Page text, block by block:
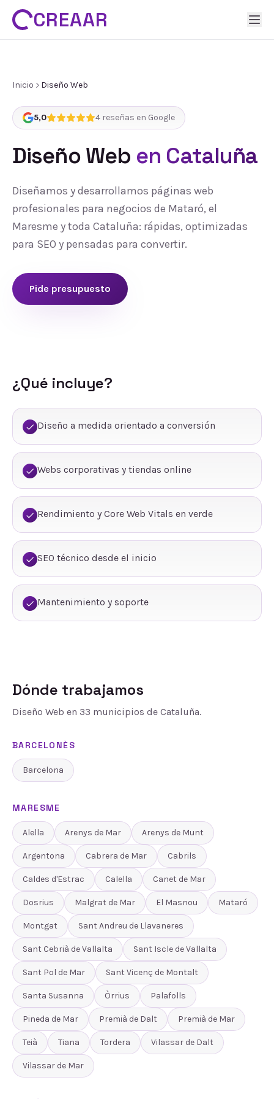
CREAAR
Inicio Diseño Web
5,0 4 reseñas en Google
Diseño Web en Cataluña
Diseñamos y desarrollamos páginas web
profesionales para negocios de Mataró, el
Maresme y toda Cataluña: rápidas, optimizadas
para SEO y pensadas para convertir.
Pide presupuesto
¿Qué incluye?
Diseño a medida orientado a conversión
Webs corporativas y tiendas online
Rendimiento y Core Web Vitals en verde
SEO técnico desde el inicio
Mantenimiento y soporte
Dónde trabajamos
Diseño Web en 33 municipios de Cataluña.
BARCELONÈS
Barcelona
MARESME
Alella Arenys de Mar Arenys de Munt
Argentona Cabrera de Mar Cabrils
Caldes d'Estrac Calella Canet de Mar
Dosrius Malgrat de Mar El Masnou Mataró
Montgat Sant Andreu de Llavaneres
Sant Cebrià de Vallalta Sant Iscle de Vallalta
Sant Pol de Mar Sant Vicenç de Montalt
Santa Susanna Òrrius Palafolls
Pineda de Mar Premià de Dalt Premià de Mar
Teià Tiana Tordera Vilassar de Dalt
Vilassar de Mar